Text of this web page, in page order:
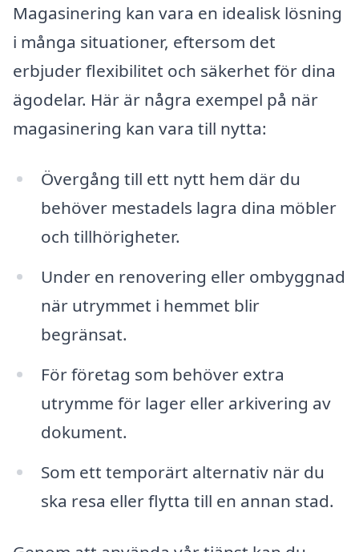
Magasinering kan vara en idealisk lösning
i många situationer, eftersom det
erbjuder flexibilitet och säkerhet för dina
ägodelar. Här är några exempel på när
magasinering kan vara till nytta:
Övergång till ett nytt hem där du
behöver mestadels lagra dina möbler
och tillhörigheter.
Under en renovering eller ombyggnad
när utrymmet i hemmet blir
begränsat.
För företag som behöver extra
utrymme för lager eller arkivering av
dokument.
Som ett temporärt alternativ när du
ska resa eller flytta till en annan stad.